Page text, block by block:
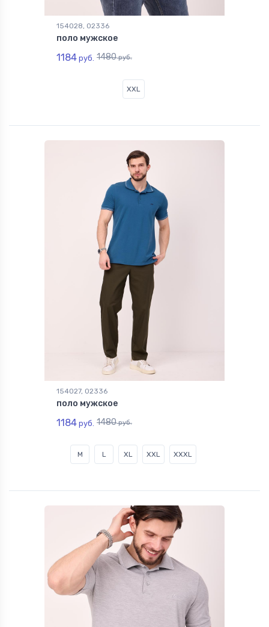
154028, 02336
поло мужское
1184 руб. 1480руб.
XXL
154027, 02336
поло мужское
1184 руб. 1480руб.
M L XL XXL XXXL